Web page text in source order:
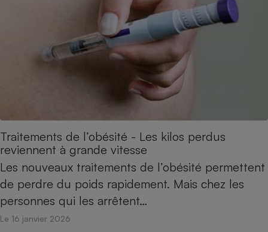
Traitements de l’obésité - Les kilos perdus
reviennent à grande vitesse
Les nouveaux traitements de l’obésité permettent
de perdre du poids rapidement. Mais chez les
personnes qui les arrêtent…
Le 16 janvier 2026